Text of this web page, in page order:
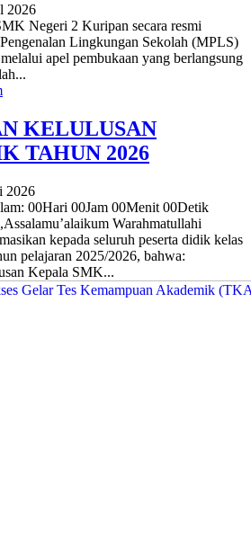
2026
Negeri 2 Kuripan secara resmi
Lingkungan Sekolah (MPLS)
apel pembukaan yang berlangsung
KELULUSAN
TAHUN 2026
2026
00Hari 00Jam 00Menit 00Detik
Warahmatullahi
kepada seluruh peserta didik kelas
pelajaran 2025/2026, bahwa:
Kepala SMK...